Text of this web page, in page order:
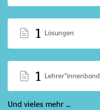
1 Lösungen
1
Und vieles mehr ...